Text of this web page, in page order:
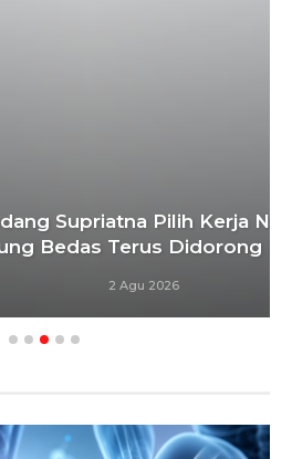
Pilih Kerja Nyata,
Terus Didorong Lewat…